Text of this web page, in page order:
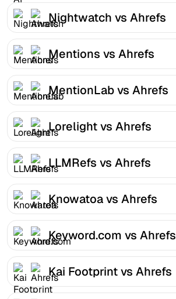
Nightwatch vs Ahrefs
Mentions vs Ahrefs
MentionLab vs Ahrefs
Lorelight vs Ahrefs
LLMRefs vs Ahrefs
Knowatoa vs Ahrefs
Keyword.com vs Ahrefs
Kai Footprint vs Ahrefs